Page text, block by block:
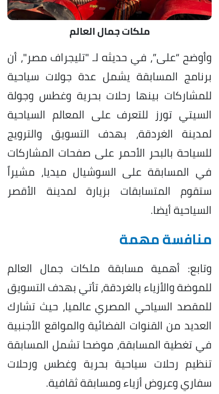
ملكات جمال العالم
وأوضح “على”، في حديثه لـ "تليجراف مصر"، أن
برنامج المسابقة يشمل عدة جولات سياحية
للمشاركات بينها رحلات بحرية وغطس وجولة
السيتي تورز للتعرف على المعالم السياحية
لمدينة الغردقة، بهدف التسويق والترويج
للسياحة بالبحر الأحمر على صفحات المشاركات
في المسابقة على السوشيال ميديا، مشيراً
ستقوم المتسابقات بزيارة لمدينة الأقصر
السياحية أيضا.
منافسة مهمة
وتابع: أهمية مسابقة ملكات جمال العالم
للموضة والأزياء بالغردقة، تأتي بهدف التسويق
للمقصد السياحي المصري عالميا، حيث تشارك
العديد من القنوات الفضائية والمواقع الأجنبية
في تغطية المسابقة، موضحا تشمل المسابقة
تنظيم رحلات سياحية بحرية وغطس ورحلات
سفاري وعروض أزياء ومسابقة ثقافية.